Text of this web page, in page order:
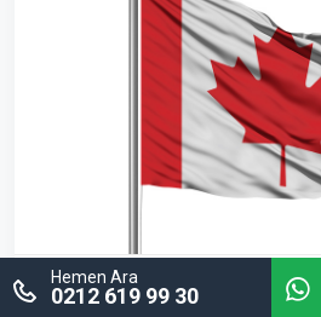
ULKE-603 Kanada Bayrağı
Hemen Ara
0212 619 99 30